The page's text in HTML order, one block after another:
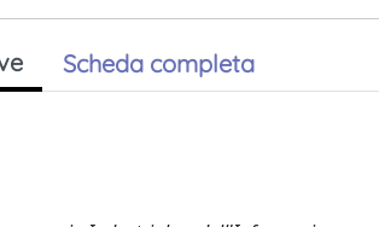
Scheda completa